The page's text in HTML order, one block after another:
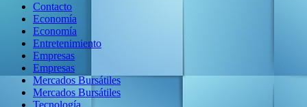
Contacto
Economía
Economía
Entretenimiento
Empresas
Empresas
Mercados Bursátiles
Mercados Bursátiles
Tecnología